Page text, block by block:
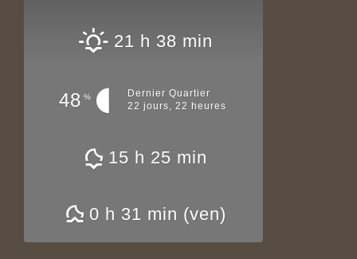
21 h 38 min
48 %
Dernier Quartier
22 jours, 22 heures
15 h 25 min
0 h 31 min (ven)